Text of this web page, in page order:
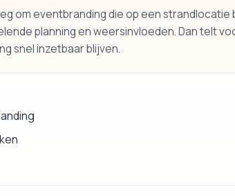
om eventbranding die op een strandlocatie
planning en weersinvloeden. Dan telt
snel inzetbaar blijven.